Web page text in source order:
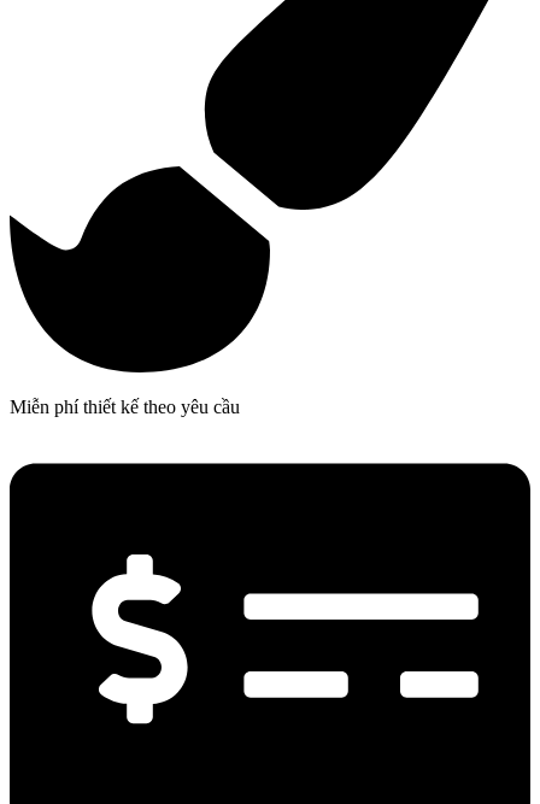
Miễn phí thiết kế theo yêu cầu